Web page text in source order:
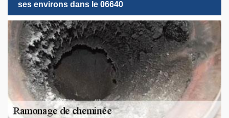
ses environs dans le 06640